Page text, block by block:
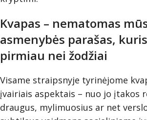
Kvapas – nematomas
asmenybės parašas,
pirmiau nei žodžiai
Visame straipsnyje tyrinėjome
įvairiais aspektais – nuo jo įtakos
draugus, mylimuosius ar net